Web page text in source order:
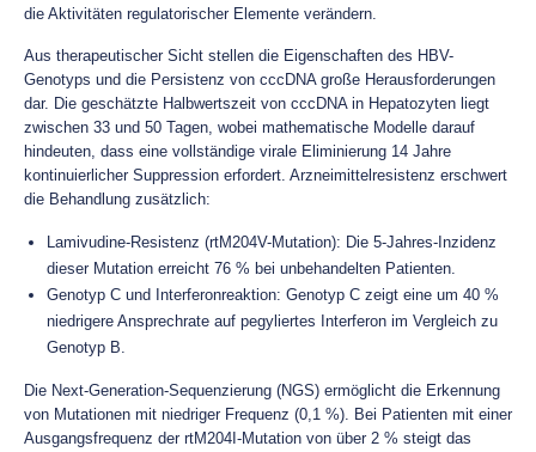
die Aktivitäten regulatorischer Elemente verändern.
Aus therapeutischer Sicht stellen die Eigenschaften des HBV-
Genotyps und die Persistenz von cccDNA große Herausforderungen
dar. Die geschätzte Halbwertszeit von cccDNA in Hepatozyten liegt
zwischen 33 und 50 Tagen, wobei mathematische Modelle darauf
hindeuten, dass eine vollständige virale Eliminierung 14 Jahre
kontinuierlicher Suppression erfordert. Arzneimittelresistenz erschwert
die Behandlung zusätzlich:
Lamivudine-Resistenz (rtM204V-Mutation): Die 5-Jahres-Inzidenz
dieser Mutation erreicht 76 % bei unbehandelten Patienten.
Genotyp C und Interferonreaktion: Genotyp C zeigt eine um 40 %
niedrigere Ansprechrate auf pegyliertes Interferon im Vergleich zu
Genotyp B.
Die Next-Generation-Sequenzierung (NGS) ermöglicht die Erkennung
von Mutationen mit niedriger Frequenz (0,1 %). Bei Patienten mit einer
Ausgangsfrequenz der rtM204I-Mutation von über 2 % steigt das